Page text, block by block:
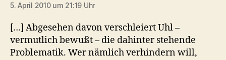
5. April 2010 um 21:19 Uhr
[…] Abgesehen davon verschleiert Uhl –
vermutlich bewußt – die dahinter stehende
Problematik. Wer nämlich verhindern will,